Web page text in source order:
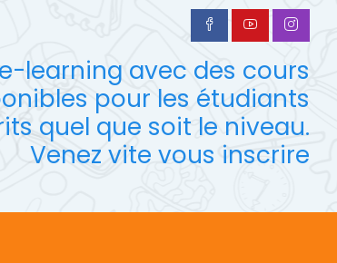
learning avec des cours
pour les étudiants
quel que soit le niveau.
Venez vite vous inscrire